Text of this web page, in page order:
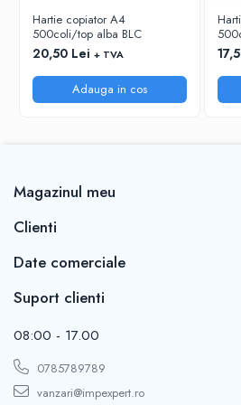
RIGLE
COMUNICARE & PREZENTARE
FLIPCHART
SISTEME DE AFISARE SI DE
PREZENTARE
ECRANE DE PROTECTIE SI ACCESORII
ACCESORII PENTRU TABLE SI
SISTEME INTERACTIVE
TEHNICA DE BIROU
Hartie copiator A4
500coli/top alba BLC
20,50 Lei + TVA
Adauga in cos
Magazinul meu
Clienti
Date comerciale
Suport clienti
08:00 - 17.00
0785789789
vanzari@impexpert.ro